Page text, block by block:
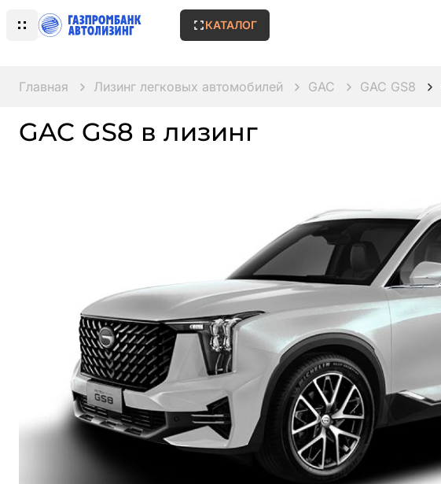
КАТАЛОГ
Главная Лизинг легковых автомобилей GAC GAC GS8
GAC GS8 в лизинг